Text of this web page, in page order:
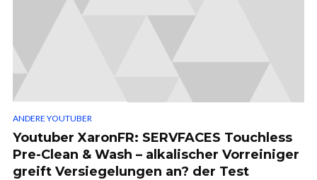
ANDERE YOUTUBER
Youtuber XaronFR: SERVFACES Touchless
Pre-Clean & Wash – alkalischer Vorreiniger
greift Versiegelungen an? der Test